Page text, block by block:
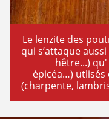
Le lenzite des
qui s’attaque
hêtre...)
épicéa…)
(charpente,